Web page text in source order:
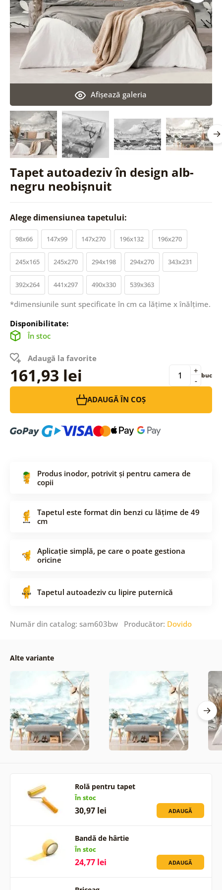
Tapet autoadeziv în design alb-
negru neobișnuit
Afişează galeria
Alege dimensiunea tapetului:
98x66 147x99 147x270 196x132 196x270
245x165 245x270 294x198 294x270 343x231
392x264 441x297 490x330 539x363
*dimensiunile sunt specificate în cm ca lățime x înălțime.
Disponibilitate:
În stoc
Adaugă la favorite
161,93 lei -
+ buc
ADAUGĂ ÎN COȘ
Produs inodor, potrivit și pentru camera de
copii
Tapetul este format din benzi cu lățime de 49
cm
Aplicație simplă, pe care o poate gestiona
oricine
Tapetul autoadeziv cu lipire puternică
Număr din catalog: sam603bw Producător: Dovido
Alte variante
Rolă pentru tapet
În stoc
30,97 lei ADAUGĂ
Bandă de hârtie
În stoc
24,77 lei ADAUGĂ